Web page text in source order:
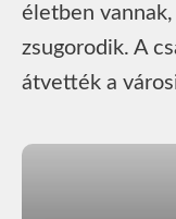
életben
zsugorodik. A
átvették a